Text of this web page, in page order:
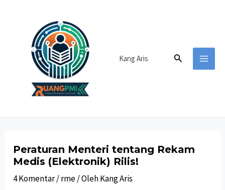
Kang Aris Cari
Peraturan Menteri tentang Rekam
Medis (Elektronik) Rilis!
4 Komentar/rme/ OlehKang Aris